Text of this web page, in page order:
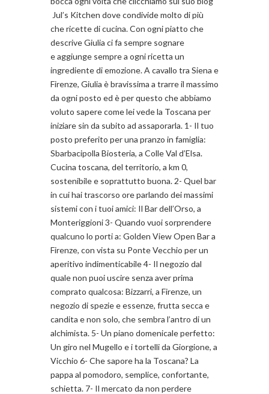
Jul’s Kitchen dove condivide molto di più
che ricette di cucina. Con ogni piatto che
descrive Giulia ci fa sempre sognare
e aggiunge sempre a ogni ricetta un
ingrediente di emozione. A cavallo tra Siena e
Firenze, Giulia è bravissima a trarre il massimo
da ogni posto ed è per questo che abbiamo
voluto sapere come lei vede la Toscana per
iniziare sin da subito ad assaporarla. 1- Il tuo
posto preferito per una pranzo in famiglia:
Sbarbacipolla Biosteria, a Colle Val d’Elsa.
Cucina toscana, del territorio, a km 0,
sostenibile e soprattutto buona. 2- Quel bar
in cui hai trascorso ore parlando dei massimi
sistemi con i tuoi amici: Il Bar dell’Orso, a
Monteriggioni 3- Quando vuoi sorprendere
qualcuno lo porti a: Golden View Open Bar a
Firenze, con vista su Ponte Vecchio per un
aperitivo indimenticabile 4- Il negozio dal
quale non puoi uscire senza aver prima
comprato qualcosa: Bizzarri, a Firenze, un
negozio di spezie e essenze, frutta secca e
candita e non solo, che sembra l’antro di un
alchimista. 5- Un piano domenicale perfetto:
Un giro nel Mugello e i tortelli da Giorgione, a
Vicchio 6- Che sapore ha la Toscana? La
pappa al pomodoro, semplice, confortante,
schietta. 7- Il mercato da non perdere